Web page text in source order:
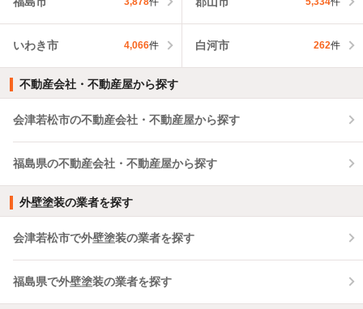
いわき市 4,066件 白河市 262件
不動産会社・不動産屋から探す
会津若松市の不動産会社・不動産屋から探す
福島県の不動産会社・不動産屋から探す
外壁塗装の業者を探す
会津若松市で外壁塗装の業者を探す
福島県で外壁塗装の業者を探す